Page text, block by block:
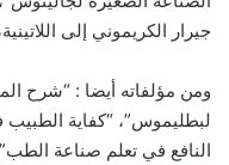
جيرار الكريموني إلى
ومن مؤلفاته أيضا : “شرح
لبطليموس”، “كفاية
النافع في تعلم صناعة